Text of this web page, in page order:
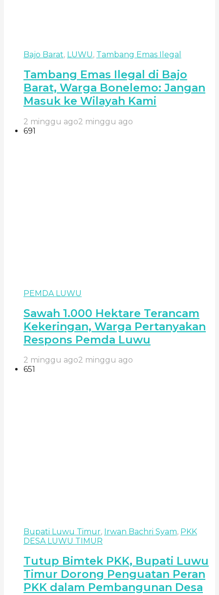
Bajo Barat, LUWU, Tambang Emas Ilegal
Tambang Emas Ilegal di Bajo
Barat, Warga Bonelemo: Jangan
Masuk ke Wilayah Kami
2 minggu ago2 minggu ago
691
PEMDA LUWU
Sawah 1.000 Hektare Terancam
Kekeringan, Warga Pertanyakan
Respons Pemda Luwu
2 minggu ago2 minggu ago
651
Bupati Luwu Timur, Irwan Bachri Syam, PKK
DESA LUWU TIMUR
Tutup Bimtek PKK, Bupati Luwu
Timur Dorong Penguatan Peran
PKK dalam Pembangunan Desa